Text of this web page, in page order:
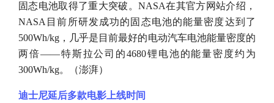
固态电池取得了重大突破。NASA在其官方网站介绍，
NASA目前所研发成功的固态电池的能量密度达到了
500Wh/kg，几乎是目前最好的电动汽车电池能量密度的
两倍——特斯拉公司的4680锂电池的能量密度约为
300Wh/kg。（澎湃）
迪士尼延后多款电影上线时间